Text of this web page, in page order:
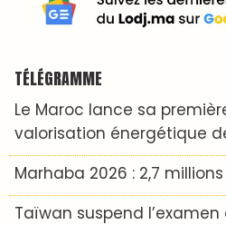
TÉLÉGRAMME
Le Maroc lance sa
valorisation énergétique
Marhaba 2026 : 2,7
Taïwan suspend